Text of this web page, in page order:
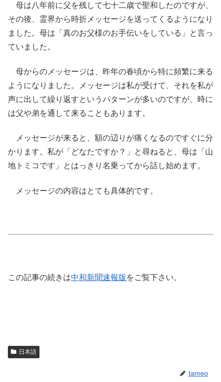
母は八年前に父を残して七十二歳で聖和したのですが、
その後、霊界から時折メッセージを送ってくるようになり
ました。母は「真のお父様のお手伝いをしている」と言っ
ていました。
母からのメッセージは、昨年の春頃から特に頻繁に来る
ようになりました。メッセージは私が受けて、それを私が
声に出して繰り返すというパターンが多いのですが、時に
は父や弟を通して来ることもあります。
メッセージが来ると、額の辺りが痛くなるのですぐに分
かります。私が「どなたですか？」と尋ねると、母は「山
地トミコです」とはっきり名乗ってから話し始めます。
メッセージの内容はとても具体的です。
この記事の続きは中和新聞速報版 をご覧下さい。
日本語
tameo